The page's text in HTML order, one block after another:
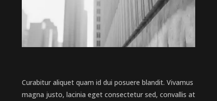
Curabitur aliquet quam id dui posuere blandit. Vivamus
magna justo, lacinia eget consectetur sed, convallis at